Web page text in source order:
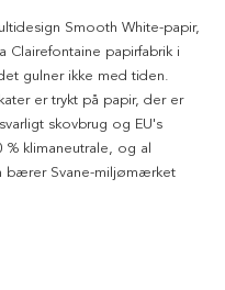
Smooth White-papir,
Clairefontaine papirfabrik i
gulner ikke med tiden.
er trykt på papir, der er
skovbrug og EU's
klimaneutrale, og al
bærer Svane-miljømærket